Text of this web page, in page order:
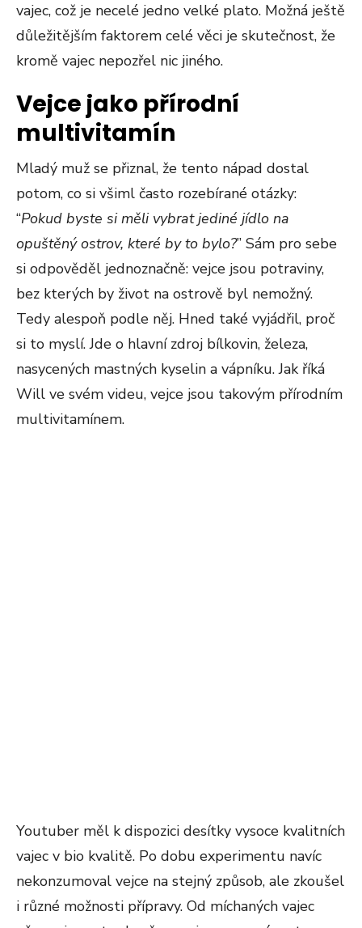
vajec, což je necelé jedno velké plato. Možná ještě
důležitějším faktorem celé věci je skutečnost, že
kromě vajec nepozřel nic jiného.
Vejce jako přírodní
multivitamín
Mladý muž se přiznal, že tento nápad dostal
potom, co si všiml často rozebírané otázky:
“Pokud byste si měli vybrat jediné jídlo na
opuštěný ostrov, které by to bylo?” Sám pro sebe
si odpověděl jednoznačně: vejce jsou potraviny,
bez kterých by život na ostrově byl nemožný.
Tedy alespoň podle něj. Hned také vyjádřil, proč
si to myslí. Jde o hlavní zdroj bílkovin, železa,
nasycených mastných kyselin a vápníku. Jak říká
Will ve svém videu, vejce jsou takovým přírodním
multivitamínem.
Youtuber měl k dispozici desítky vysoce kvalitních
vajec v bio kvalitě. Po dobu experimentu navíc
nekonzumoval vejce na stejný způsob, ale zkoušel
i různé možnosti přípravy. Od míchaných vajec